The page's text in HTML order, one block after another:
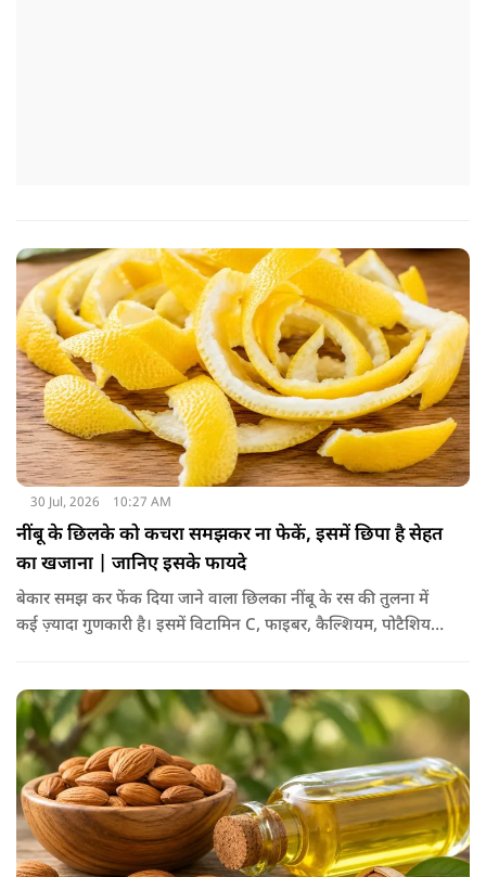
30 Jul, 2026 10:27 AM
नींबू के छिलके को कचरा समझकर ना फेकें, इसमें छिपा है सेहत
का खजाना | जानिए इसके फायदे
बेकार समझ कर फेंक दिया जाने वाला छिलका नींबू के रस की तुलना में
कई ज़्यादा गुणकारी है। इसमें विटामिन C, फाइबर, कैल्शियम, पोटैशियम
जाए तो ये आपकी सेहत के लिए किसी संजीवनी की तरह काम करता है।
आइए जानते नींबू के छिलके के फायदे।